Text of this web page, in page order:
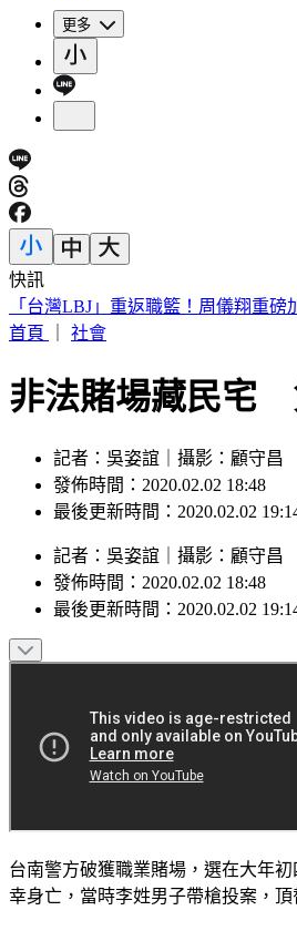
更多
快訊
「台灣LBJ」重返職籃！周儀翔重磅
首頁
社會
非法賭場藏民宅
記者：吳姿誼｜攝影：顧守昌
發佈時間：2020.02.02 18:48
最後更新時間：2020.02.02
記者 ： 吳姿誼 攝影 ： 顧守昌
發佈時間： 2020.02.02 18:48
最後更新時間： 2020.02.02
台南警方破獲職業賭場，選在大年
幸身亡，當時李姓男子帶槍投案，